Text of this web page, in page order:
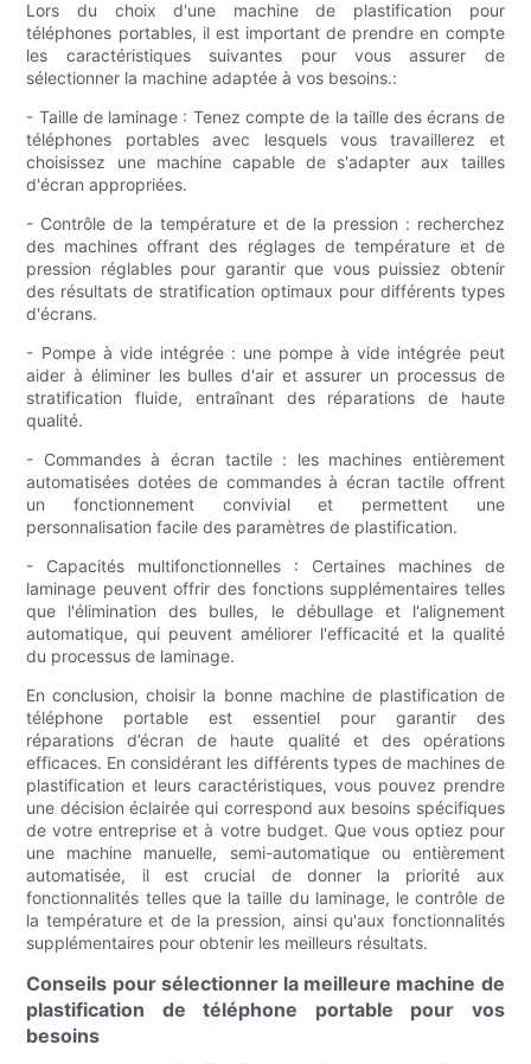
Lors du choix d'une machine de plastification pour
téléphones portables, il est important de prendre en compte
les caractéristiques suivantes pour vous assurer de
sélectionner la machine adaptée à vos besoins.:
- Taille de laminage : Tenez compte de la taille des écrans de
téléphones portables avec lesquels vous travaillerez et
choisissez une machine capable de s'adapter aux tailles
d'écran appropriées.
- Contrôle de la température et de la pression : recherchez
des machines offrant des réglages de température et de
pression réglables pour garantir que vous puissiez obtenir
des résultats de stratification optimaux pour différents types
d'écrans.
- Pompe à vide intégrée : une pompe à vide intégrée peut
aider à éliminer les bulles d'air et assurer un processus de
stratification fluide, entraînant des réparations de haute
qualité.
- Commandes à écran tactile : les machines entièrement
automatisées dotées de commandes à écran tactile offrent
un fonctionnement convivial et permettent une
personnalisation facile des paramètres de plastification.
- Capacités multifonctionnelles : Certaines machines de
laminage peuvent offrir des fonctions supplémentaires telles
que l'élimination des bulles, le débullage et l'alignement
automatique, qui peuvent améliorer l'efficacité et la qualité
du processus de laminage.
En conclusion, choisir la bonne machine de plastification de
téléphone portable est essentiel pour garantir des
réparations d’écran de haute qualité et des opérations
efficaces. En considérant les différents types de machines de
plastification et leurs caractéristiques, vous pouvez prendre
une décision éclairée qui correspond aux besoins spécifiques
de votre entreprise et à votre budget. Que vous optiez pour
une machine manuelle, semi-automatique ou entièrement
automatisée, il est crucial de donner la priorité aux
fonctionnalités telles que la taille du laminage, le contrôle de
la température et de la pression, ainsi qu'aux fonctionnalités
supplémentaires pour obtenir les meilleurs résultats.
Conseils pour sélectionner la meilleure machine de
plastification de téléphone portable pour vos
besoins